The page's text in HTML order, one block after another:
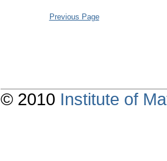
Previous Page
© 2010 Institute of